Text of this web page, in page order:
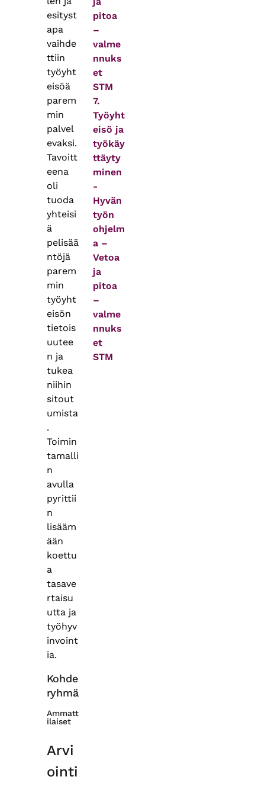
esityst
apa
vaihde
ttiin
työyht
eisöä
parem
min
palvel
evaksi.
Tavoitt
eena
oli
tuoda
yhteisi
ä
pelisää
ntöjä
parem
min
työyht
eisön
tietois
uutee
n ja
tukea
niihin
sitout
umista
.
Toimin
tamalli
n
avulla
pyrittii
n
lisääm
ään
koettu
a
tasave
rtaisu
utta ja
työhyv
invoint
ia.
Kohde
ryhmä
Ammatt
ilaiset
Arvi
ointi
pitoa
–
valme
nnuks
et
STM
7.
Työyht
eisö ja
työkäy
ttäyty
minen
-
Hyvän
työn
ohjelm
a –
Vetoa
ja
pitoa
–
valme
nnuks
et
STM